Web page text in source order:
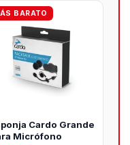
BARATO
Cardo Grande
Micrófono